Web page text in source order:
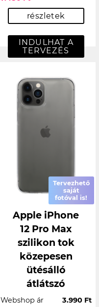
részletek
INDULHAT A
TERVEZÉS
Tervezhető
saját
fotóval is!
Apple iPhone
12 Pro Max
szilikon tok
közepesen
ütésálló
átlátszó
Webshop ár
3.990 Ft